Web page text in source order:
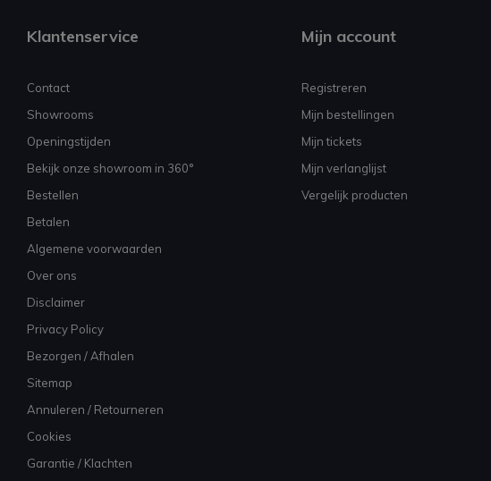
Klantenservice
Contact
Showrooms
Openingstijden
Bekijk onze showroom in 360°
Bestellen
Betalen
Algemene voorwaarden
Over ons
Disclaimer
Privacy Policy
Bezorgen / Afhalen
Sitemap
Annuleren / Retourneren
Cookies
Garantie / Klachten
Mijn account
Registreren
Mijn bestellingen
Mijn tickets
Mijn verlanglijst
Vergelijk producten